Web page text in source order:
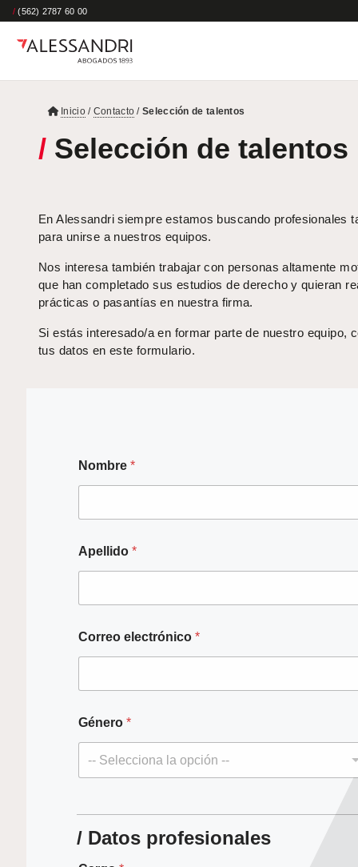
/ (562) 2787 60 00
Inicio/ Contacto /Selección de talentos
/ Selección de talentos
En Alessandri siempre estamos buscando profesionales
para unirse a nuestros equipos.
Nos interesa también trabajar con personas altamente
que han completado sus estudios de derecho y quieran
prácticas o pasantías en nuestra firma.
Si estás interesado/a en formar parte de nuestro equipo,
tus datos en este formulario.
Nombre *
Apellido *
Correo electrónico *
Género *
-- Selecciona la opción --
d
j
u
/ Datos profesionales